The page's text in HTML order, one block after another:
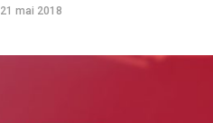
21 mai 2018